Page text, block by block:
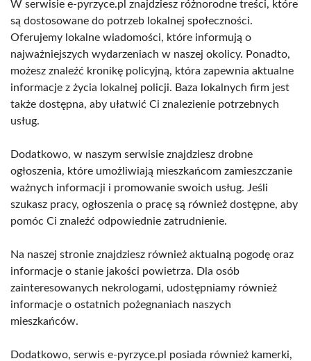
W serwisie e-pyrzyce.pl znajdziesz różnorodne treści, które
są dostosowane do potrzeb lokalnej społeczności.
Oferujemy lokalne wiadomości, które informują o
najważniejszych wydarzeniach w naszej okolicy. Ponadto,
możesz znaleźć kronikę policyjną, która zapewnia aktualne
informacje z życia lokalnej policji. Baza lokalnych firm jest
także dostępna, aby ułatwić Ci znalezienie potrzebnych
usług.
Dodatkowo, w naszym serwisie znajdziesz drobne
ogłoszenia, które umożliwiają mieszkańcom zamieszczanie
ważnych informacji i promowanie swoich usług. Jeśli
szukasz pracy, ogłoszenia o pracę są również dostępne, aby
pomóc Ci znaleźć odpowiednie zatrudnienie.
Na naszej stronie znajdziesz również aktualną pogodę oraz
informacje o stanie jakości powietrza. Dla osób
zainteresowanych nekrologami, udostępniamy również
informacje o ostatnich pożegnaniach naszych
mieszkańców.
Dodatkowo, serwis e-pyrzyce.pl posiada również kamerki,